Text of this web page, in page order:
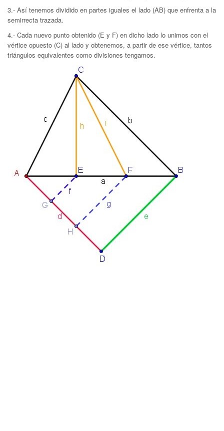
3.- Así tenemos dividido en partes iguales el lado (AB) que enfrenta a la
semirrecta trazada.
4.- Cada nuevo punto obtenido (E y F) en dicho lado lo unimos con el
vértice opuesto (C) al lado y obtenemos, a partir de ese vértice, tantos
triángulos equivalentes como divisiones tengamos.